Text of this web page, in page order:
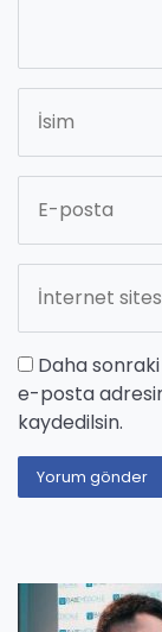
Daha sonraki
e-posta
kaydedilsin.